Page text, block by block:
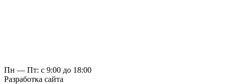
Пн — Пт: с 9:00 до 18:00
Разработка сайта